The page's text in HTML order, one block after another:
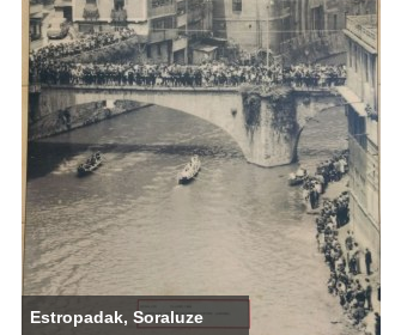
Estropadak, Soraluze